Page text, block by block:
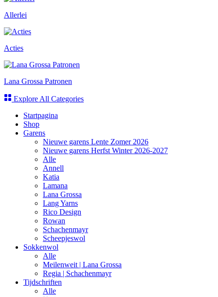
Allerlei
Acties
Lana Grossa Patronen
Explore All Categories
Startpagina
Shop
Garens
Nieuwe garens Lente Zomer 2026
Nieuwe garens Herfst Winter 2026-2027
Alle
Annell
Katia
Lamana
Lana Grossa
Lang Yarns
Rico Design
Rowan
Schachenmayr
Scheepjeswol
Sokkenwol
Alle
Meilenweit | Lana Grossa
Regia | Schachenmayr
Tijdschriften
Alle